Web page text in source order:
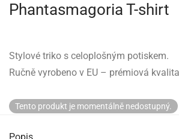
Phantasmagoria T-shirt
Stylové triko s celoplošným potiskem.
Ručně vyrobeno v EU – prémiová
Tento produkt je momentálně nedostupný.